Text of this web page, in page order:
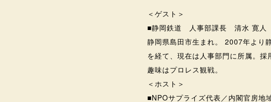
＜ゲスト＞
■静岡鉄道 人事部課長 清水 寛人
静岡県島田市生まれ。 2007年より
を経て、現在は人事部門に所属。採
趣味はプロレス観戦。
＜ホスト＞
■NPOサプライズ代表／内閣官房